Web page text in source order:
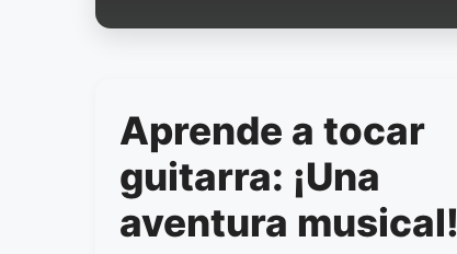
Aprende a tocar
guitarra: ¡Una
aventura musical!